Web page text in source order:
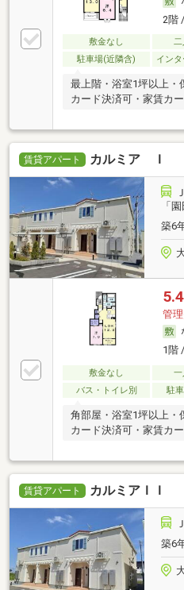
2階
敷金なし 二
駐車場(近隣含)
イン
最上階・浴室1坪以上・
カード決済可・家賃カ
賃貸アパート カルミア Ｉ
「
築6
管
1階
敷金なし 一
バス・トイレ別
駐
角部屋・浴室1坪以上・
カード決済可・家賃カ
賃貸アパート カルミアＩＩ
築6